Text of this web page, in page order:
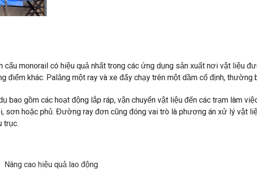
cẩu monorail có hiệu quả nhất trong các ứng dụng sản xuất nơi vật liệu
điểm khác. Palăng một ray và xe đẩy chạy trên một dầm cố định,
bao gồm các hoạt động lắp ráp, vận chuyển vật liệu đến các trạm làm
sơn hoặc phủ. Đường ray đơn cũng đóng vai trò là phương án xử lý vật
trục.
Nâng cao hiệu quả lao động